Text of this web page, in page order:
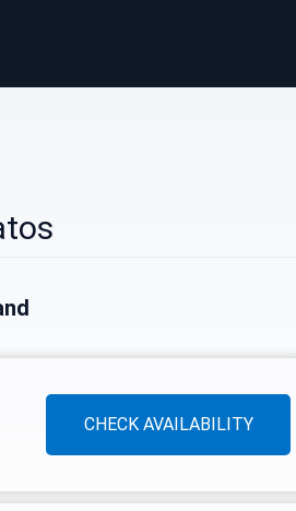
CHECK AVAILABILITY